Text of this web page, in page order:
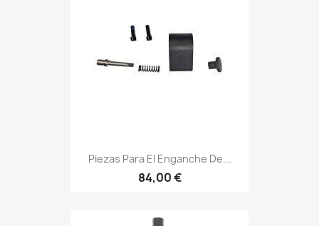
Piezas Para El Enganche De...
84,00 €